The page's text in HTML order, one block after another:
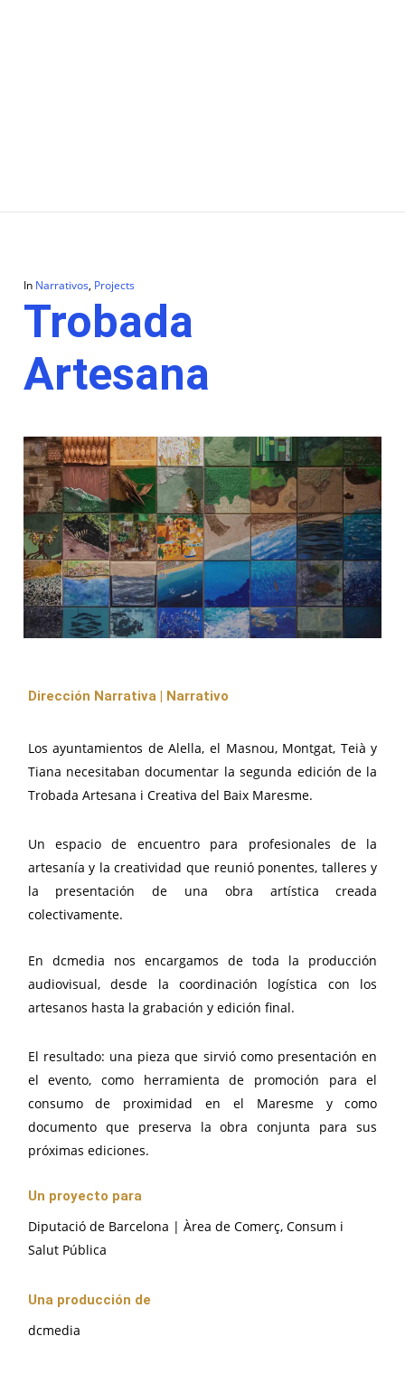
In Narrativos, Projects
Trobada
Artesana
Dirección Narrativa | Narrativo
Los ayuntamientos de Alella, el Masnou, Montgat, Teià y
Tiana necesitaban documentar la segunda edición de la
Trobada Artesana i Creativa del Baix Maresme.
Un espacio de encuentro para profesionales de la
artesanía y la creatividad que reunió ponentes, talleres y
la presentación de una obra artística creada
colectivamente.
En dcmedia nos encargamos de toda la producción
audiovisual, desde la coordinación logística con los
artesanos hasta la grabación y edición final.
El resultado: una pieza que sirvió como presentación en
el evento, como herramienta de promoción para el
consumo de proximidad en el Maresme y como
documento que preserva la obra conjunta para sus
próximas ediciones.
Un proyecto para
Diputació de Barcelona | Àrea de Comerç, Consum i
Salut Pública
Una producción de
dcmedia